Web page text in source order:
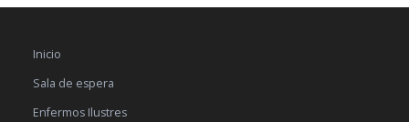
Inicio
Sala de espera
Enfermos Ilustres